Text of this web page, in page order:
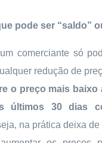
pode ser “saldo”
comerciante só
redução de
o preço mais baixo
últimos 30 dias
na prática deixa